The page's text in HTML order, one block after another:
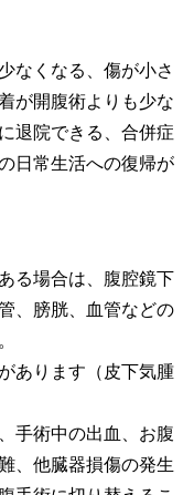
なくなる、傷が小さ
が開腹術よりも少な
退院できる、合併症
日常生活への復帰が
る場合は、腹腔鏡下
、膀胱、血管などの
あります（皮下気腫
手術中の出血、お腹
、他臓器損傷の発生